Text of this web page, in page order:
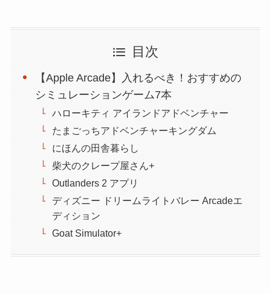
目次
【Apple Arcade】入れるべき！おすすめの
シミュレーションゲーム7本
ハローキティ アイランドアドベンチャー
たまごっちアドベンチャーキングダム
にほんの田舎暮らし
柴犬のクレープ屋さん+
Outlanders 2 アプリ
ディズニー ドリームライトバレー Arcadeエ
ディション
Goat Simulator+